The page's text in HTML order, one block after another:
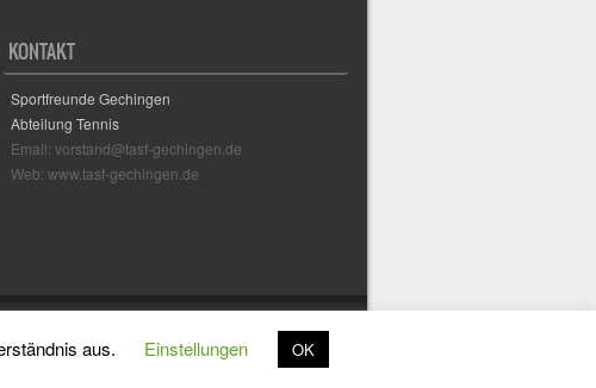
KONTAKT
Sportfreunde Gechingen
Abteilung Tennis
Email: vorstand@tasf-gechingen.de
Web: www.tasf-gechingen.de
aus. Einstellungen OK